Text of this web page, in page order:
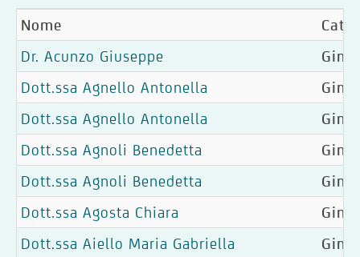
Nome
Dr. Acunzo Giuseppe
Dott.ssa Agnello Antonella
Dott.ssa Agnello Antonella
Dott.ssa Agnoli Benedetta
Dott.ssa Agnoli Benedetta
Dott.ssa Agosta Chiara
Dott.ssa Aiello Maria Gabriella